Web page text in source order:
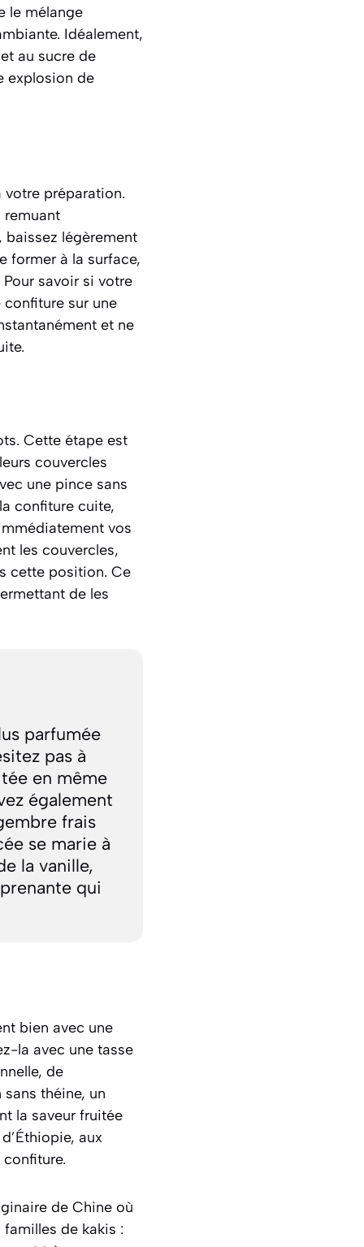
le mélange
Idéalement,
au sucre de
explosion de
votre préparation.
remuant
baissez légèrement
former à la surface,
savoir si votre
sur une
et ne
Cette étape est
couvercles
une pince sans
confiture cuite,
vos
les couvercles,
cette position. Ce
de les
parfumée
pas à
en même
également
frais
se marie à
la vanille,
qui
bien avec une
la avec une tasse
de
théine, un
la saveur fruitée
aux
de Chine où
de kakis :